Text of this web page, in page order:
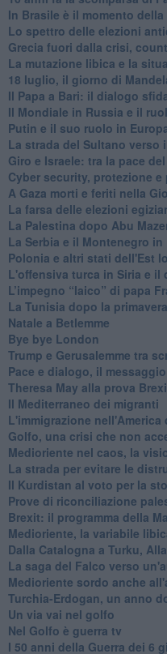
In Brasile è il momento della
Lo spettro delle elezioni
Grecia fuori dalla crisi,
La mutazione libica e la
18 luglio, il giorno di
Il Papa a Bari: il dialogo
Il Mondiale in Russia e il
Putin e il suo ruolo in
La strada del Sultano verso
Giro e Israele: tra la pace
Cyber security, protezione e
A Gaza morti e feriti nella
La farsa delle elezioni
La Palestina dopo Abu
La Serbia e il Montenegro in
Polonia e altri stati dell'Est
L'offensiva turca in Siria e il
L’impegno “laico” di papa
La Tunisia dopo la
Natale a Betlemme
Bye bye London
Trump e Gerusalemme tra
Pace e dialogo, il
Theresa May alla prova
Il Mediterraneo dei migranti
L'immigrazione nell'America
Golfo, una crisi che non
Medioriente nel caos, la
La strada per evitare le
Il Kurdistan al voto per la
Prove di riconciliazione
Brexit: il programma della
Medioriente, la variabile
Dalla Catalogna a Turku,
La saga del Falco verso
Medioriente sordo anche
Turchia-Erdogan, un anno
Un via vai nel golfo
Nel Golfo è guerra tv
I 50 anni della Guerra dei 6